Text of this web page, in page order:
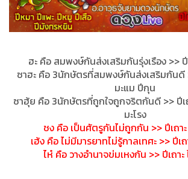
ฮะ คือ สมพงษ์กันส่งเสริมกันรุ่งเรอง >> ปี
ซาฮะ คือ 3นักษัตรที่สมพงษ์กันส่งเสรมกันดี
มะแม ปีกุน
ซาฮุ้ย คือ 3นักษัตรที่ถูกใจถูกจริตกันดี >> ปี
มะโรง
ชง คือ เป็นศัตรูกันไม่ถูกกัน >> ปีเถาะ
เฮ้ง คือ ไม่มีมารยาทไม่รู้กาลเทศะ >> ปีเ
ไห๋ คือ วางอำนาจข่มเหงกัน >> ปีเถาะ